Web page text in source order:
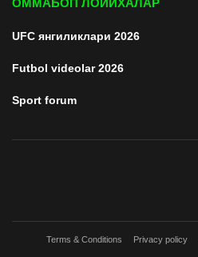
UFC янгиликлари 2026
Futbol videolar 2026
Sport forum
Terms & Conditions Privacy policy